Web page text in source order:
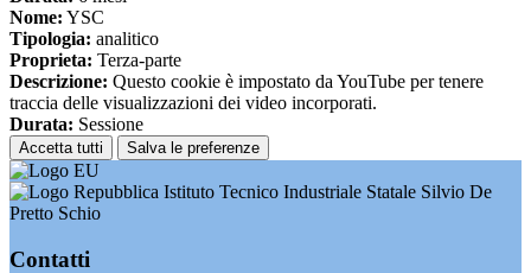
Nome: YSC
Tipologia: analitico
Proprieta: Terza-parte
Descrizione: Questo cookie è impostato da YouTube per tenere
traccia delle visualizzazioni dei video incorporati.
Durata: Sessione
Accetta tutti Salva le preferenze
Istituto Tecnico Industriale Statale Silvio De
Pretto Schio
Contatti